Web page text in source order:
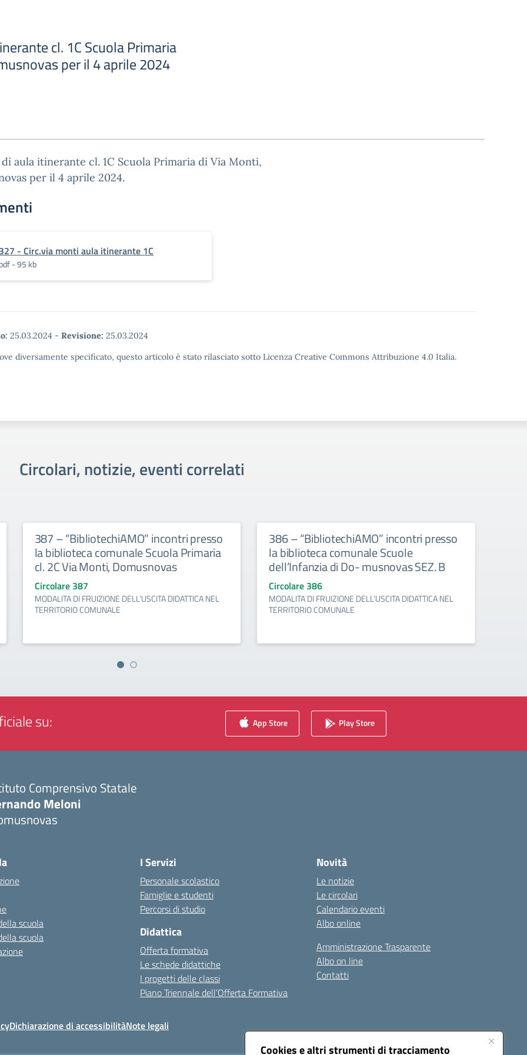
Cookies e altri strumenti di tracciamento
cl. 1C Scuola Primaria
per il 4 aprile 2024
aula itinerante cl. 1C Scuola Primaria di Via Monti,
per il 4 aprile 2024.
327 - Circ.via monti aula itinerante 1C
pdf - 95 kb
25.03.2024 - Revisione: 25.03.2024
diversamente specificato, questo articolo è stato rilasciato sotto Licenza Creative Commons Attribuzione 4.0 Italia.
Circolari, notizie, eventi correlati
387 – “BibliotechiAMO” incontri presso
la biblioteca comunale Scuola Primaria
cl. 2C Via Monti, Domusnovas
Circolare 387
MODALITA DI FRUIZIONE DELL’USCITA DIDATTICA NEL
TERRITORIO COMUNALE
386 – “BibliotechiAMO” incontri presso
la biblioteca comunale Scuole
dell’Infanzia di Do- musnovas SEZ. B
Circolare 386
MODALITA DI FRUIZIONE DELL’USCITA DIDATTICA NEL
TERRITORIO COMUNALE
su: App Store Play Store
Comprensivo Statale
Meloni
scuola
scuola
I Servizi
Personale scolastico
Famiglie e studenti
Percorsi di studio
Didattica
Offerta formativa
Le schede didattiche
I progetti delle classi
Piano Triennale dell’Offerta Formativa
Novità
Le notizie
Le circolari
Calendario eventi
Albo online
Amministrazione Trasparente
Albo on line
Contatti
Dichiarazione di accessibilitàNote legali